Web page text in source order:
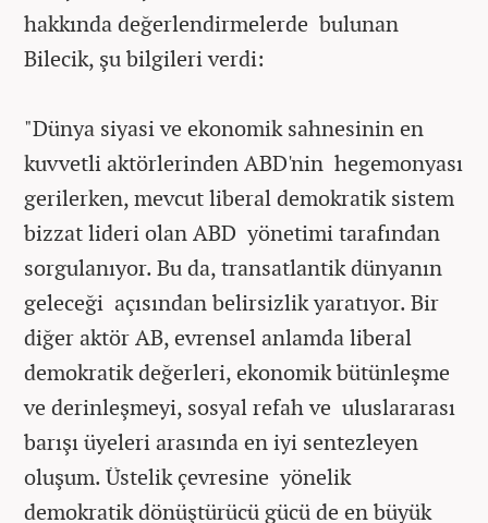
hakkında değerlendirmelerde bulunan
Bilecik, şu bilgileri verdi:
"Dünya siyasi ve ekonomik sahnesinin en
kuvvetli aktörlerinden ABD'nin hegemonyası
gerilerken, mevcut liberal demokratik sistem
bizzat lideri olan ABD yönetimi tarafından
sorgulanıyor. Bu da, transatlantik dünyanın
geleceği açısından belirsizlik yaratıyor. Bir
diğer aktör AB, evrensel anlamda liberal
demokratik değerleri, ekonomik bütünleşme
ve derinleşmeyi, sosyal refah ve uluslararası
barışı üyeleri arasında en iyi sentezleyen
oluşum. Üstelik çevresine yönelik
demokratik dönüştürücü gücü de en büyük